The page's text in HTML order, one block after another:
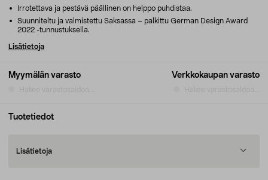
Myymälän varasto Verkkokaupan varasto
Irrotettava ja pestävä päällinen on helppo puhdistaa.
Suunniteltu ja valmistettu Saksassa – palkittu German Design Award
2022 -tunnustuksella.
Lisätietoja
Tuotetiedot
Lisätietoja